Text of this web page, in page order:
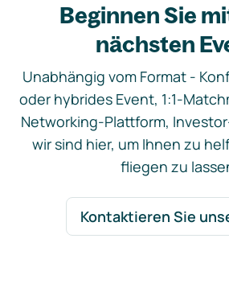
Beginnen Sie
nächsten
Unabhängig vom Format -
oder hybrides Event, 1:1-
Networking-Plattform,
wir sind hier, um Ihnen zu
fliegen zu
Kontaktieren Sie